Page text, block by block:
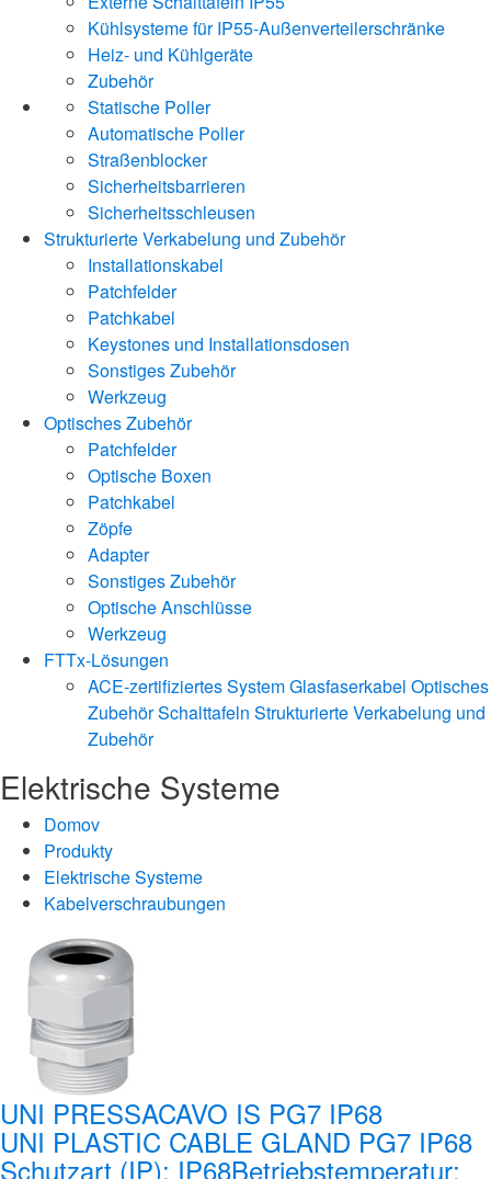
Kühlsysteme für IP55-Außenverteilerschränke
Heiz- und Kühlgeräte
Zubehör
Statische Poller
Automatische Poller
Straßenblocker
Sicherheitsbarrieren
Sicherheitsschleusen
Strukturierte Verkabelung und Zubehör
Installationskabel
Patchfelder
Patchkabel
Keystones und Installationsdosen
Sonstiges Zubehör
Werkzeug
Optisches Zubehör
Patchfelder
Optische Boxen
Patchkabel
Zöpfe
Adapter
Sonstiges Zubehör
Optische Anschlüsse
Werkzeug
FTTx-Lösungen
ACE-zertifiziertes SystemGlasfaserkabel Optisches
ZubehörSchalttafeln Strukturierte Verkabelung und
Zubehör
Elektrische Systeme
Domov
Produkty
Elektrische Systeme
Kabelverschraubungen
UNI PRESSACAVO IS PG7 IP68
UNI PLASTIC CABLE GLAND PG7 IP68
Schutzart (IP): IP68Betriebstemperatur: